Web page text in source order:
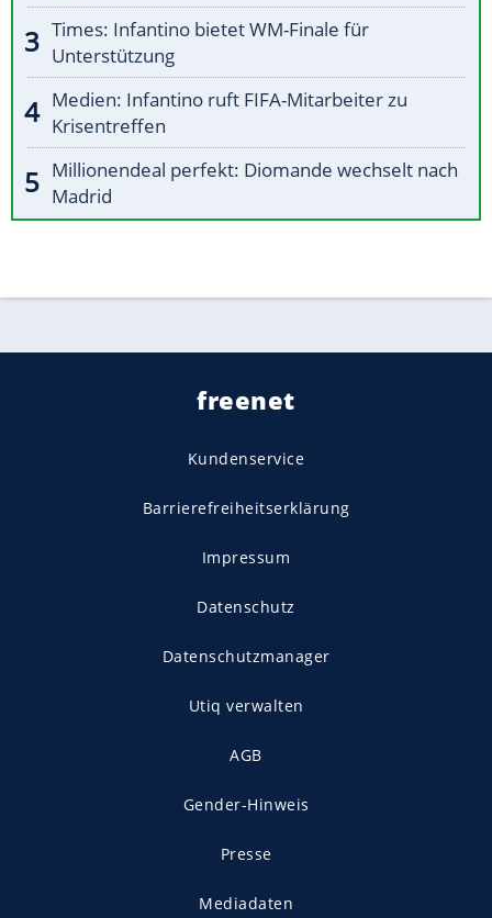
Times: Infantino bietet WM-Finale für
Unterstützung
Medien: Infantino ruft FIFA-Mitarbeiter zu
Krisentreffen
Millionendeal perfekt: Diomande wechselt nach
Madrid
freenet
Kundenservice
Barrierefreiheitserklärung
Impressum
Datenschutz
Datenschutzmanager
Utiq verwalten
AGB
Gender-Hinweis
Presse
Mediadaten